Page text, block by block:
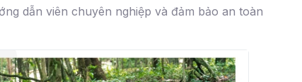
dẫn viên chuyên nghiệp và đảm bảo an toàn